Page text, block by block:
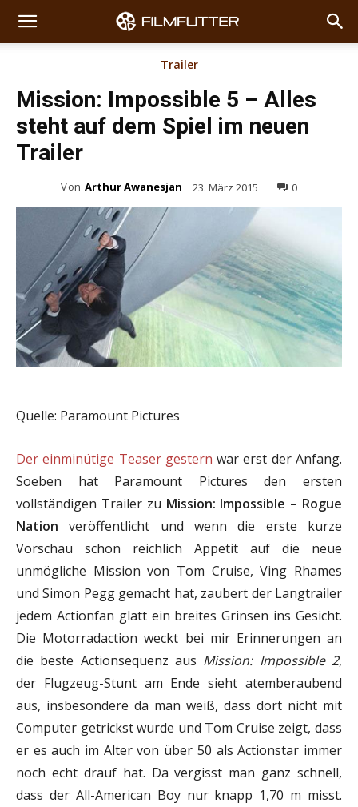
Trailer
Mission: Impossible 5 – Alles
steht auf dem Spiel im neuen
Trailer
Von Arthur Awanesjan 23. März 2015 0
Quelle: Paramount Pictures
Der einminütige Teaser gestern war erst der Anfang.
Soeben hat Paramount Pictures den ersten
vollständigen Trailer zu Mission: Impossible – Rogue
Nation veröffentlicht und wenn die erste kurze
Vorschau schon reichlich Appetit auf die neue
unmögliche Mission von Tom Cruise, Ving Rhames
und Simon Pegg gemacht hat, zaubert der Langtrailer
jedem Actionfan glatt ein breites Grinsen ins Gesicht.
Die Motorradaction weckt bei mir Erinnerungen an
die beste Actionsequenz aus Mission: Impossible 2,
der Flugzeug-Stunt am Ende sieht atemberaubend
aus, insbesondere da man weiß, dass dort nicht mit
Computer getrickst wurde und Tom Cruise zeigt, dass
er es auch im Alter von über 50 als Actionstar immer
noch echt drauf hat. Da vergisst man ganz schnell,
dass der All-American Boy nur knapp 1,70 m misst.